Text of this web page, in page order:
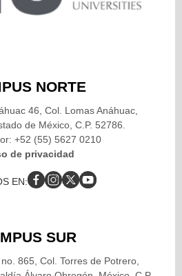
NORTE
46, Col. Lomas Anáhuac,
de México, C.P. 52786.
+52 (55) 5627 0210
de privacidad
EN:
SUR
865, Col. Torres de Potrero,